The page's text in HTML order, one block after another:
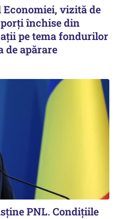
vizită de
închise din
pe tema fondurilor
de apărare
PNL. Condițiile